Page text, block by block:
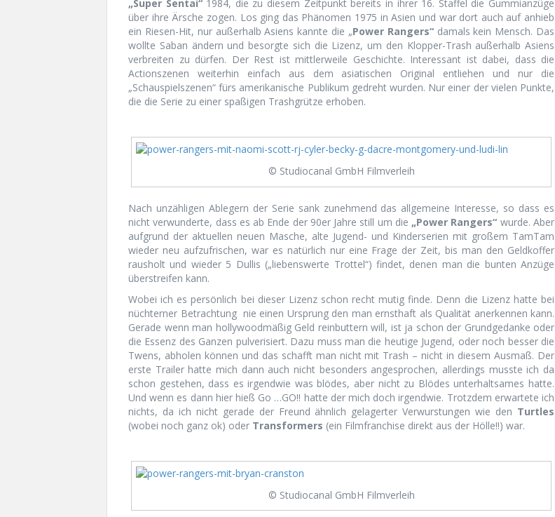
„Super Sentai“1984, die zu diesem Zeitpunkt bereits in ihrer 16. Staffel die Gummianzüge
über ihre Ärsche zogen. Los ging das Phänomen 1975 in Asien und war dort auch auf anhieb
ein Riesen-Hit, nur außerhalb Asiens kannte die „Power Rangers“damals kein Mensch. Das
wollte Saban ändern und besorgte sich die Lizenz, um den Klopper-Trash außerhalb Asiens
verbreiten zu dürfen. Der Rest ist mittlerweile Geschichte. Interessant ist dabei, dass die
Actionszenen weiterhin einfach aus dem asiatischen Original entliehen und nur die
„Schauspielszenen“ fürs amerikanische Publikum gedreht wurden. Nur einer der vielen Punkte,
die die Serie zu einer spaßigen Trashgrütze erhoben.
© Studiocanal GmbH Filmverleih
Nach unzähligen Ablegern der Serie sank zunehmend das allgemeine Interesse, so dass es
nicht verwunderte, dass es ab Ende der 90er Jahre still um die „Power Rangers“ wurde. Aber
aufgrund der aktuellen neuen Masche, alte Jugend- und Kinderserien mit großem TamTam
wieder neu aufzufrischen, war es natürlich nur eine Frage der Zeit, bis man den Geldkoffer
rausholt und wieder 5 Dullis („liebenswerte Trottel“) findet, denen man die bunten Anzüge
überstreifen kann.
Wobei ich es persönlich bei dieser Lizenz schon recht mutig finde. Denn die Lizenz hatte bei
nüchterner Betrachtung nie einen Ursprung den man ernsthaft als Qualität anerkennen kann.
Gerade wenn man hollywoodmäßig Geld reinbuttern will, ist ja schon der Grundgedanke oder
die Essenz des Ganzen pulverisiert. Dazu muss man die heutige Jugend, oder noch besser die
Twens, abholen können und das schafft man nicht mit Trash – nicht in diesem Ausmaß. Der
erste Trailer hatte mich dann auch nicht besonders angesprochen, allerdings musste ich da
schon gestehen, dass es irgendwie was blödes, aber nicht zu Blödes unterhaltsames hatte.
Und wenn es dann hier hieß Go …GO!! hatte der mich doch irgendwie. Trotzdem erwartete ich
nichts, da ich nicht gerade der Freund ähnlich gelagerter Verwurstungen wie den Turtles
(wobei noch ganz ok) oder Transformers (ein Filmfranchise direkt aus der Hölle!!) war.
© Studiocanal GmbH Filmverleih